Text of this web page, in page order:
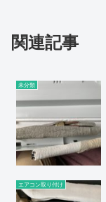
関連記事
未分類
エアコン取り付け